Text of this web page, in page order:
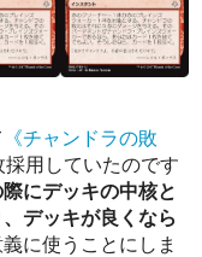
《チャンドラの敗
採用していたのです
にデッキの中核と
デッキが良くなら
に使うことにしま